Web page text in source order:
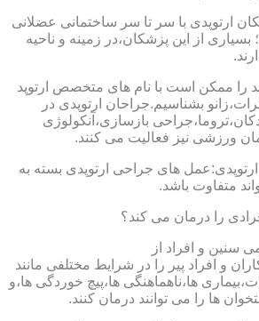
ارتوپدی با سر تا سر ساختمانی عضلانی
بسیاری از این پزشکان،در زمینه و ناحیه
را ممکن است با نام های متخصص ارتوپد
بشناسیم.جراحان ارتوپدی در
بازسازی،آنکولوژی
ورزشی نیز فعالیت می کنند.
های جراحی ارتوپدی بسته به
متفاوت باشد.
را درمان می کند؟
سنین و افراد از
و افراد پیر را در شرایط مختلفی مانند
ها،ناهماهنگی ها،پیچ خوردگی ها،و
ها را می توانند درمان کنند.